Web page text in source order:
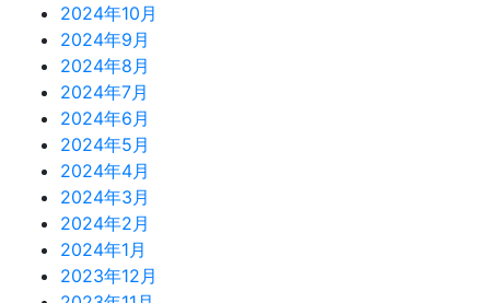
2024年10月
2024年9月
2024年8月
2024年7月
2024年6月
2024年5月
2024年4月
2024年3月
2024年2月
2024年1月
2023年12月